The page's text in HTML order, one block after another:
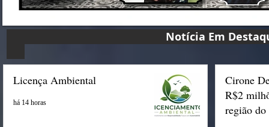
Notícia Em
Licença Ambiental
há 14 horas
Cirone
R$2
região do